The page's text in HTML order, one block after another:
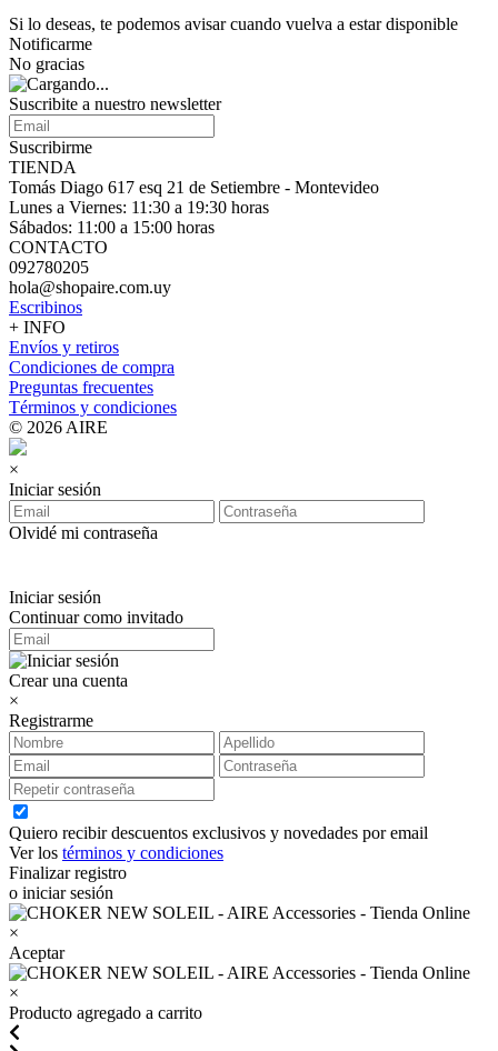
Si lo deseas, te podemos avisar cuando vuelva a estar disponible
Notificarme
No gracias
Suscribite a nuestro newsletter
Suscribirme
TIENDA
Tomás Diago 617 esq 21 de Setiembre - Montevideo
Lunes a Viernes: 11:30 a 19:30 horas
Sábados: 11:00 a 15:00 horas
CONTACTO
092780205
hola@shopaire.com.uy
Escribinos
+ INFO
Envíos y retiros
Condiciones de compra
Preguntas frecuentes
Términos y condiciones
© 2026 AIRE
×
Iniciar sesión
Olvidé mi contraseña
Iniciar sesión
Continuar como invitado
Crear una cuenta
×
Registrarme
Quiero recibir descuentos exclusivos y novedades por email
Ver los términos y condiciones
Finalizar registro
o iniciar sesión
×
Aceptar
×
Producto agregado a carrito